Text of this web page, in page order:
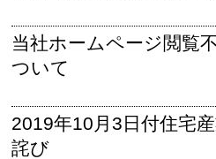
当社ホームページ閲覧
ついて
2019年10月3日付住宅
詫び